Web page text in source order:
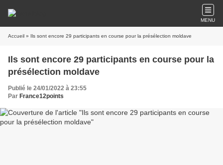
MENU
Accueil » Ils sont encore 29 participants en course pour la présélection moldave
Ils sont encore 29 participants en course pour la
présélection moldave
Publié le 24/01/2022 à 23:55
Par France12points